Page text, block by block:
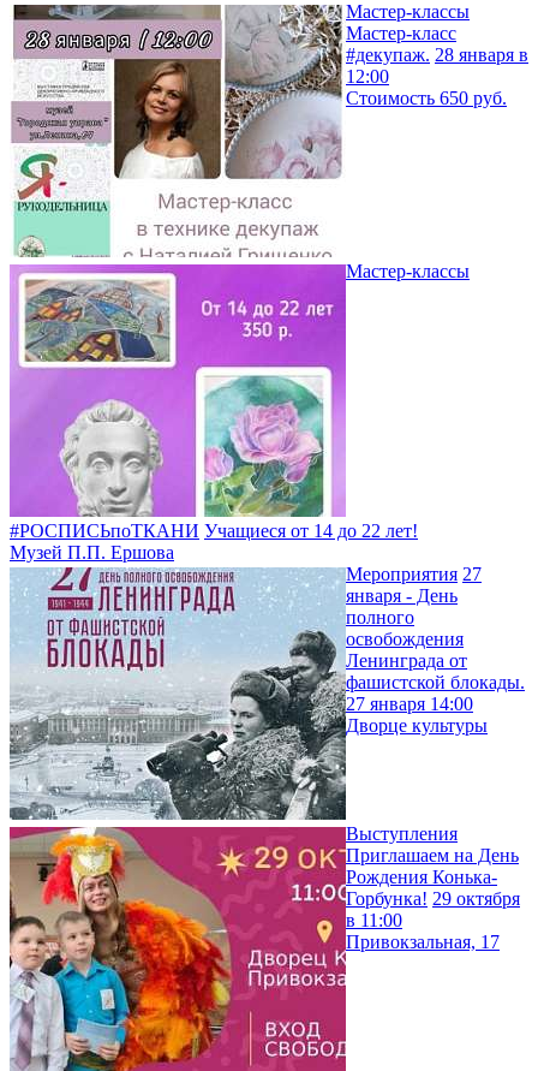
Мастер-классы
Мастер-класс
#декупаж. 28 января в
12:00
Стоимость 650 руб.
Мастер-классы
#РОСПИСЬпоТКАНИ Учащиеся от 14 до 22 лет!
Музей П.П. Ершова
Мероприятия 27
января - День
полного
освобождения
Ленинграда от
фашистской блокады.
27 января 14:00
Дворце культуры
Выступления
Приглашаем на День
Рождения Конька-
Горбунка! 29 октября
в 11:00
Привокзальная, 17